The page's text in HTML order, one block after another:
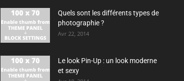
Quels sont les différents types de
photographie ?
Avr 22, 2014
Le look Pin-Up : un look moderne
et sexy